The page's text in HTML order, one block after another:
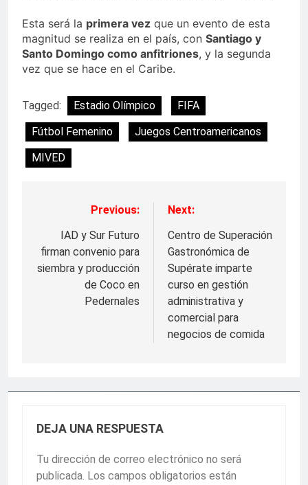
Esta será la primera vez que un evento de esta
magnitud se realiza en el país, con Santiago y
Santo Domingo como anfitriones, y la segunda
vez que se hace en el Caribe.
Tagged: Estadio Olímpico
FIFA
Fútbol Femenino
Juegos Centroamericanos
MIVED
Navegación
entradas
Previous:
IAD y Sur Futuro
firman convenio para
siembra y producción
de Coco en
Pedernales
Next:
Centro de Superación
Gastronómica de
Supérate imparte
curso en gestión
administrativa y
comercial para
negocios de comida
DEJA UNA RESPUESTA
Tu dirección de correo electrónico no será
publicada. Los campos obligatorios están